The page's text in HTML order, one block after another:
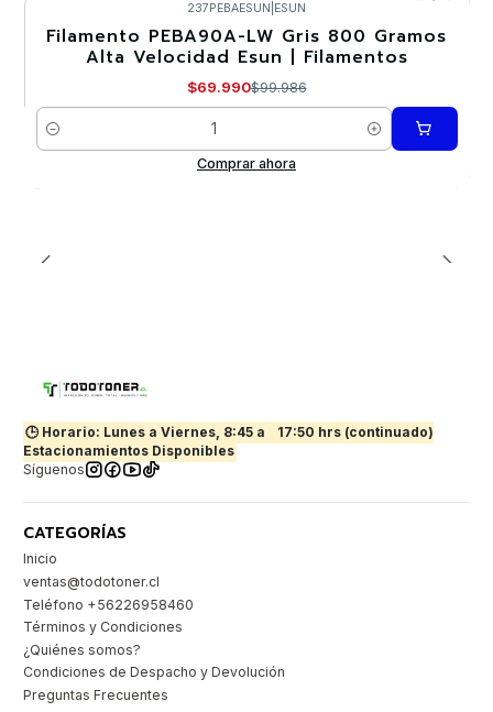
-30%
237PEBAESUN ESUN
Filamento PEBA90A-LW Gris 800 Gramos
Alta Velocidad Esun | Filamentos
$69.990$99.986
Cantidad
Comprar ahora
🕒 Horario: Lunes a Viernes, 8:45 a
17:50 hrs (continuado)
Estacionamientos Disponibles
Síguenos
CATEGORÍAS
Inicio
ventas@todotoner.cl
Teléfono +56226958460
Términos y Condiciones
¿Quiénes somos?
Condiciones de Despacho y Devolución
Preguntas Frecuentes